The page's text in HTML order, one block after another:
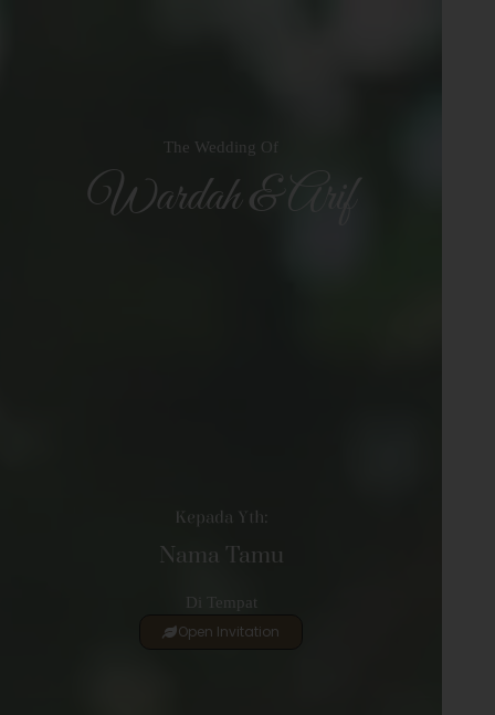
The Wedding Of
Wardah & Arif
Kepada Yth:
Nama Tamu
Di Tempat
Open Invitation